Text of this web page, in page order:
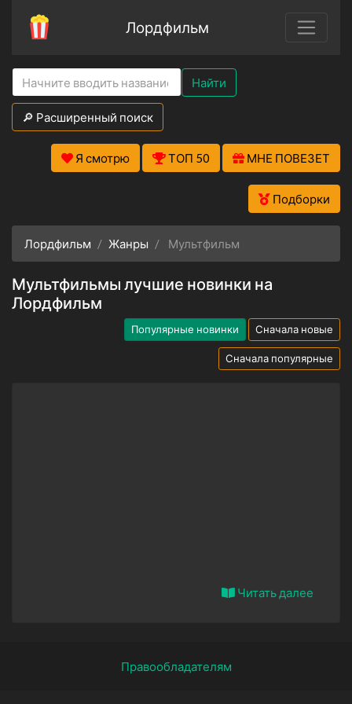
Лордфильм
Найти
🔎 Расширенный поиск
Я смотрю ТОП 50 МНЕ ПОВЕЗЕТ
Подборки
Лордфильм Жанры Мультфильм
Мультфильмы лучшие новинки на
Лордфильм
Популярные новинки Сначала новые
Сначала популярные
Читать далее
Правообладателям